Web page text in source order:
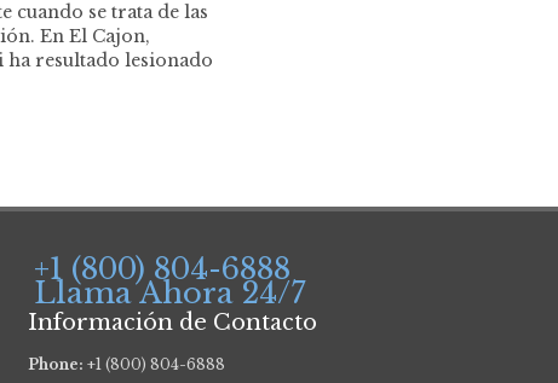
cuando se trata de las
En El Cajon,
ha resultado lesionado
+1 (800) 804-6888
Llama Ahora 24/7
Información de Contacto
Phone: +1 (800) 804-6888